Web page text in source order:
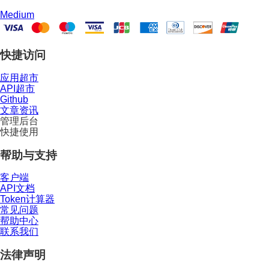
Medium
快捷访问
应用超市
API超市
Github
文章资讯
管理后台
快捷使用
帮助与支持
客户端
API文档
Token计算器
常见问题
帮助中心
联系我们
法律声明